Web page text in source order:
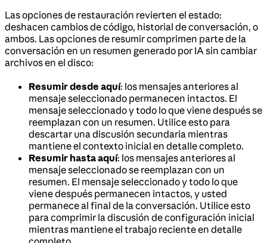
Las opciones de restauración revierten el estado:
deshacen cambios de código, historial de conversación, o
ambos. Las opciones de resumir comprimen parte de la
conversación en un resumen generado por IA sin cambiar
archivos en el disco:
Resumir desde aquí: los mensajes anteriores al
mensaje seleccionado permanecen intactos. El
mensaje seleccionado y todo lo que viene después se
reemplazan con un resumen. Utilice esto para
descartar una discusión secundaria mientras
mantiene el contexto inicial en detalle completo.
Resumir hasta aquí: los mensajes anteriores al
mensaje seleccionado se reemplazan con un
resumen. El mensaje seleccionado y todo lo que
viene después permanecen intactos, y usted
permanece al final de la conversación. Utilice esto
para comprimir la discusión de configuración inicial
mientras mantiene el trabajo reciente en detalle